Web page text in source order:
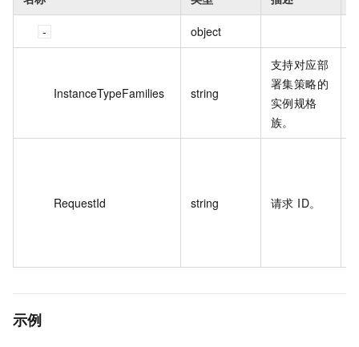
object
InstanceTypeFamilies string
支持对应部
署集策略的
实例规格
族。
RequestId string 请求 ID。
示例